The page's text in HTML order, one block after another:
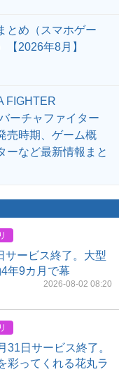
とめ（スマホゲー
【2026年8月】
FIGHTER
ーチャファイター
売時期、ゲーム概
ーなど最新情報まと
サービス終了。大型
年9カ月で幕
2026-08-02 08:20
31日サービス終了。
彩ってくれる花丸ラ